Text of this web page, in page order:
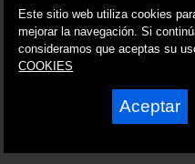
© 2006 - 2026 Portal de
Síguenos en:
Este sitio web utiliza cookies
mejorar la navegación. Si
consideramos que aceptas su
COOKIES
Aceptar